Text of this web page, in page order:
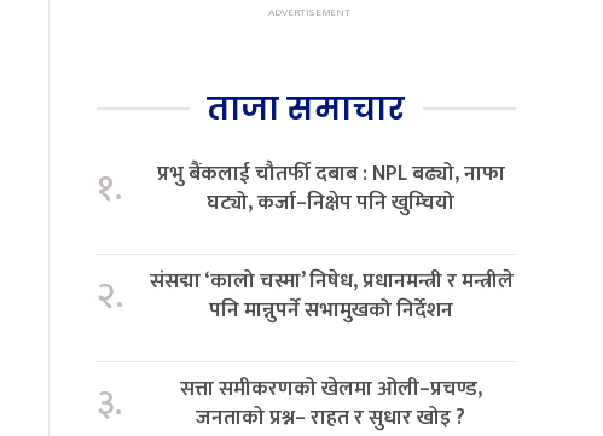
ताजा समाचार
१.
प्रभु बैंकलाई चौतर्फी दबाब : NPL बढ्यो, नाफा
घट्यो, कर्जा–निक्षेप पनि खुम्चियो
२.
संसद्मा ‘कालो चस्मा’ निषेध, प्रधानमन्त्री र मन्त्रीले
पनि मान्नुपर्ने सभामुखको निर्देशन
३.
सत्ता समीकरणको खेलमा ओली–प्रचण्ड,
जनताको प्रश्न– राहत र सुधार खोइ ?